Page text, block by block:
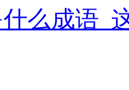
么成语_